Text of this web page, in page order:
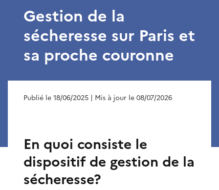
Gestion de la
sécheresse sur Paris et
sa proche couronne
Publié le 18/06/2025 | Mis à jour le 08/07/2026
En quoi consiste le
dispositif de gestion de la
sécheresse?